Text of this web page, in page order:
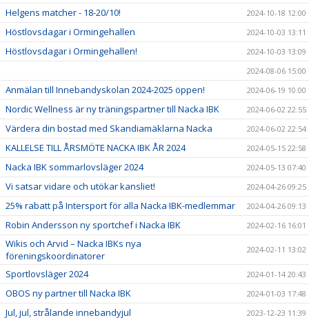
Helgens matcher - 18-20/10! 2024-10-18 12:00
Höstlovsdagar i Ormingehallen 2024-10-03 13:11
Höstlovsdagar i Ormingehallen!
2024-10-03 13:09
2024-08-06 15:00
Anmälan till Innebandyskolan 2024-2025 öppen! 2024-06-19 10:00
Nordic Wellness är ny träningspartner till Nacka IBK 2024-06-02 22:55
Värdera din bostad med Skandiamäklarna Nacka 2024-06-02 22:54
KALLELSE TILL ÅRSMÖTE NACKA IBK ÅR 2024 2024-05-15 22:58
Nacka IBK sommarlovsläger 2024 2024-05-13 07:40
Vi satsar vidare och utökar kansliet! 2024-04-26 09:25
25% rabatt på Intersport för alla Nacka IBK-medlemmar 2024-04-26 09:13
Robin Andersson ny sportchef i Nacka IBK 2024-02-16 16:01
Wikis och Arvid – Nacka IBKs nya
föreningskoordinatorer
2024-02-11 13:02
Sportlovsläger 2024 2024-01-14 20:43
OBOS ny partner till Nacka IBK 2024-01-03 17:48
Jul, jul, strålande innebandyjul 2023-12-23 11:39